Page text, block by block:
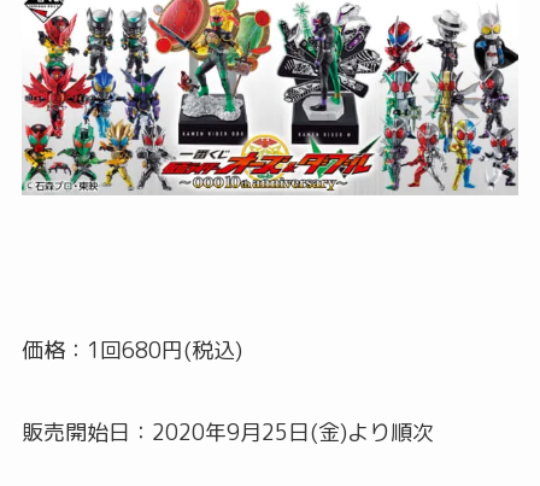
価格：1回680円(税込)
販売開始日：2020年9月25日(金)より順次